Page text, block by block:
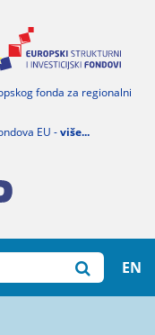
fonda za regionalni
EU -više...
EN